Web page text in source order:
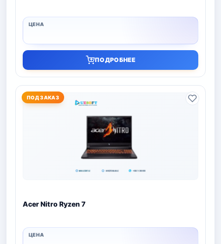
ПОДРОБНЕЕ
ПОД ЗАКАЗ
Acer Nitro Ryzen 7